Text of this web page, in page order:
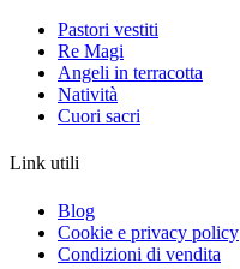
Pastori vestiti
Re Magi
Angeli in terracotta
Natività
Cuori sacri
Link utili
Blog
Cookie e privacy policy
Condizioni di vendita